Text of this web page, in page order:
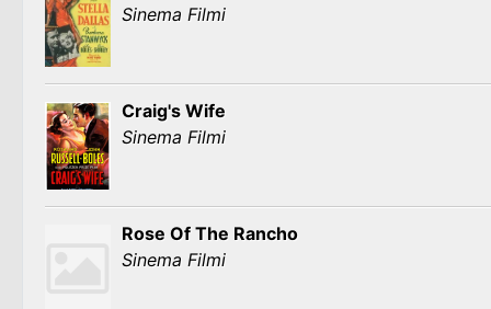
Sinema Filmi
Craig's Wife
Sinema Filmi
Rose Of The Rancho
Sinema Filmi